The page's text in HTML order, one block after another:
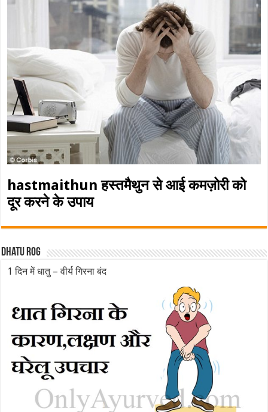
hastmaithun हस्तमैथुन से आई कमज़ोरी को
दूर करने के उपाय
Dhatu rog
1 दिन में धातु – वीर्य गिरना बंद